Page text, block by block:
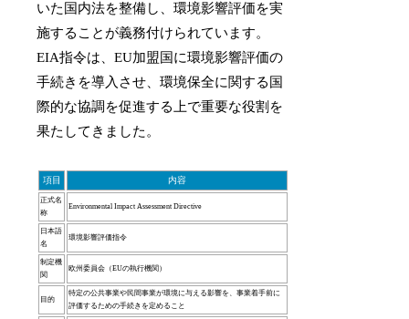
いた国内法を整備し、環境影響評価を実
施することが義務付けられています。
EIA指令は、EU加盟国に環境影響評価の
手続きを導入させ、環境保全に関する国
際的な協調を促進する上で重要な役割を
果たしてきました。
項目 内容
正式名
称
Environmental Impact Assessment Directive
日本語
名
環境影響評価指令
制定機
関
欧州委員会（EUの執行機関）
目的
特定の公共事業や民間事業が環境に与える影響を、事業着手前に
評価するための手続きを定めること